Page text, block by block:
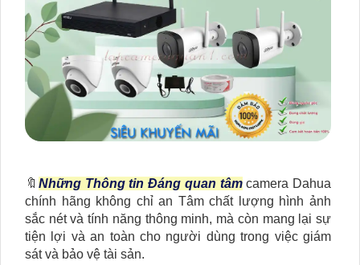
🔖 Những Thông tin Đáng quan tâmcamera Dahua
chính hãng không chỉ an Tâm chất lượng hình ảnh
sắc nét và tính năng thông minh, mà còn mang lại sự
tiện lợi và an toàn cho người dùng trong việc giám
sát và bảo vệ tài sản.